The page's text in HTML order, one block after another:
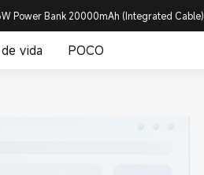
Power Bank 20000mAh (Integrated Cable)
vida POCO